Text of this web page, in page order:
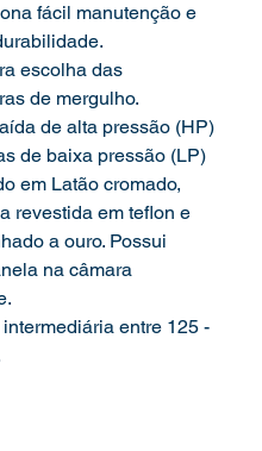
fácil manutenção e
escolha das
de mergulho.
de alta pressão (HP)
de baixa pressão (LP)
em Latão cromado,
revestida em teflon e
a ouro. Possui
na câmara
entre 125 -